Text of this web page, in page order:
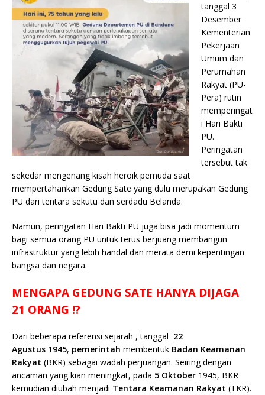
tanggal 3
Desember
Kementerian
Pekerjaan
Umum dan
Perumahan
Rakyat (PU-
Pera) rutin
memperingat
i Hari Bakti
PU.
Peringatan
tersebut tak
sekedar mengenang kisah heroik pemuda saat
mempertahankan Gedung Sate yang dulu merupakan Gedung
PU dari tentara sekutu dan serdadu Belanda.
Namun, peringatan Hari Bakti PU juga bisa jadi momentum
bagi semua orang PU untuk terus berjuang membangun
infrastruktur yang lebih handal dan merata demi kepentingan
bangsa dan negara.
MENGAPA GEDUNG SATE HANYA DIJAGA
21 ORANG !?
Dari beberapa referensi sejarah , tanggal 22
Agustus 1945, pemerintah membentuk Badan Keamanan
Rakyat (BKR) sebagai wadah perjuangan. Seiring dengan
ancaman yang kian meningkat, pada 5 Oktober 1945, BKR
kemudian diubah menjadi Tentara Keamanan Rakyat (TKR).